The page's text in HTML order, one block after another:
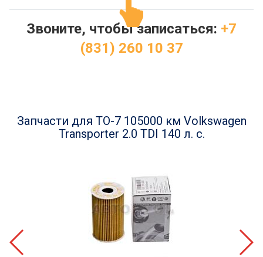
Звоните, чтобы записаться: +7
(831) 260 10 37
Запчасти для ТО-7 105000 км Volkswagen
Transporter 2.0 TDI 140 л. с.